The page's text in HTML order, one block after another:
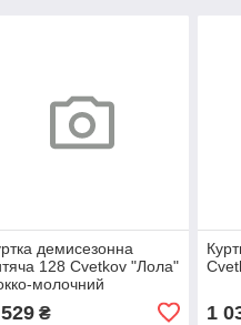
демисезонна
128 Cvetkov "Лола"
молочний
₴ 1